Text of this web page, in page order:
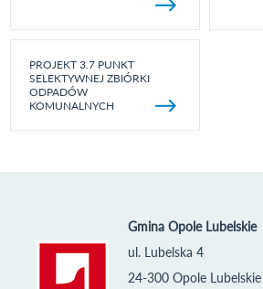
PROJEKT 3.7 PUNKT
SELEKTYWNEJ ZBIÓRKI
ODPADÓW
KOMUNALNYCH
Gmina Opole Lubelskie
ul. Lubelska 4
24-300 Opole Lubelskie